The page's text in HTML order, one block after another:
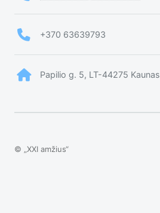
+370 63639793
Papilio g. 5, LT-44275 Kaunas
© „XXI amžius“